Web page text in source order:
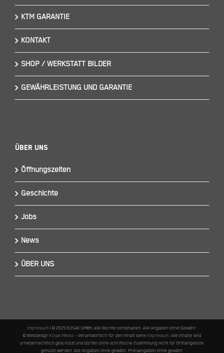
KTM GARANTIE
KONTAKT
SHOP / WERKSTATT BILDER
GEWÄHRLEISTUNG UND GARANTIE
Über Uns
Öffnungszeiten
Geschichte
Jobs
News
ÜBER UNS
Impressum I © 2025 KOSAK GMBH, alle Rechte vorbehalten. Alle Angaben ohne Gewähr.
© Webdesign Kosak Media – Verantwortlich für den Inhalt siehe Impressum. Alle Inhalte sind
urheberrechtlich geschützt und dürfen ohne schriftliche Zustimmung nicht für Drittangebote
genutzt werden. Alle Angaben ohne gewähr. Preisangaben ohne gewähr